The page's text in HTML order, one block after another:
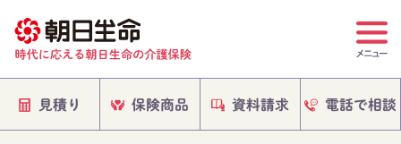
見積り 保険商品 資料請求 電話で相談